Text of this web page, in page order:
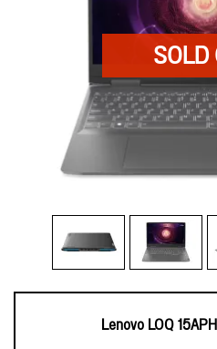
Lenovo LOQ